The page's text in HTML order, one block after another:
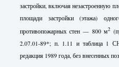
застройки, включая незастроенную
площади застройки (этажа)
противопожарных стен — 800 м2
2.07.01-89*; п. 1.11 и таблица 1
редакция 1989 года, без внесенных